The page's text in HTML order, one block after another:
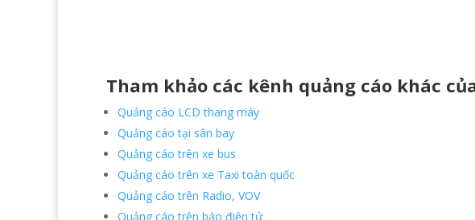
Tham khảo các kênh quảng cáo khác
Quảng cáo LCD thang máy
Quảng cáo tại sân bay
Quảng cáo trên xe bus
Quảng cáo trên xe Taxi toàn quốc
Quảng cáo trên Radio, VOV
Quảng cáo trên báo điện tử